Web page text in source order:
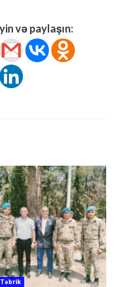
və paylaşın:
Təbrik